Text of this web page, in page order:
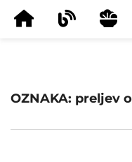
OZNAKA: preljev